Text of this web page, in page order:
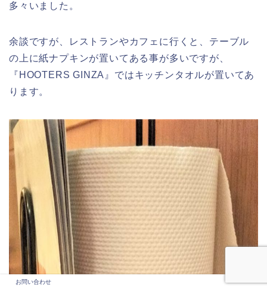
多々いました。
余談ですが、レストランやカフェに行くと、テーブル
の上に紙ナプキンが置いてある事が多いですが、
『HOOTERS GINZA』ではキッチンタオルが置いてあ
ります。
お問い合わせ